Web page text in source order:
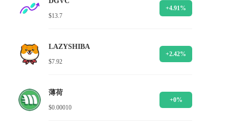
$13.7
+4.91%
LAZYSHIBA
$7.92
+2.42%
薄荷
$0.00010
+0%